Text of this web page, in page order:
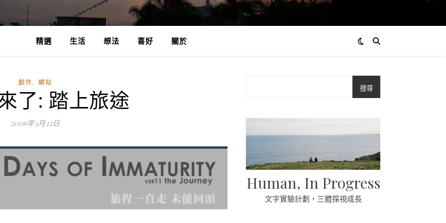
精選 生活 想法 喜好 關於
創作, 網站
了: 踏上旅途
2006年3月22日
搜尋
Human, In Progress
文字實驗計劃，三體探視成長